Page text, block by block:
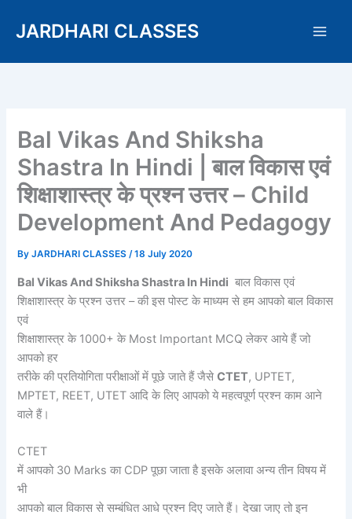
JARDHARI CLASSES
Bal Vikas And Shiksha
Shastra In Hindi | बाल विकास एवं
शिक्षाशास्त्र के प्रश्न उत्तर – Child
Development And Pedagogy
ByJARDHARI CLASSES/18 July 2020
Bal Vikas And Shiksha Shastra In Hindi बाल विकास एवं
शिक्षाशास्त्र के प्रश्न उत्तर – की इस पोस्ट के माध्यम से हम आपको बाल विकास
एवं
शिक्षाशास्त्र के 1000+ के Most Important MCQ लेकर आये हैं जो
आपको हर
तरीके की प्रतियोगिता परीक्षाओं में पूछे जाते हैं जैसेCTET, UPTET,
MPTET, REET, UTET आदि के लिए आपको ये महत्वपूर्ण प्रश्न काम आने
वाले हैं।
CTET
में आपको 30 Marks का CDP पूछा जाता है इसके अलावा अन्य तीन विषय में
भी
आपको बाल विकास से सम्बंधित आधे प्रश्न दिए जाते हैं। देखा जाए तो इन